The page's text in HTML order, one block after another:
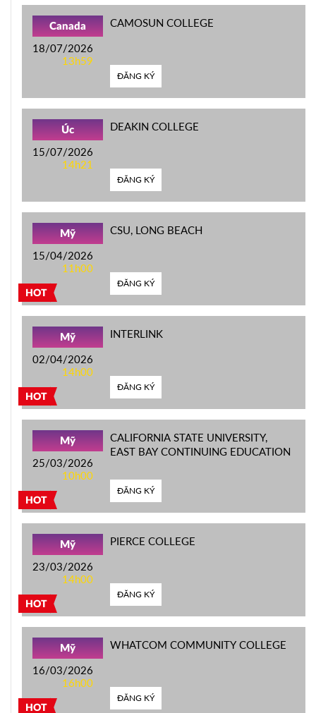
Canada
18/07/2026
13h59
CAMOSUN COLLEGE
ĐĂNG KÝ
Úc
15/07/2026
14h21
DEAKIN COLLEGE
ĐĂNG KÝ
HOT
Mỹ
15/04/2026
11h00
CSU, LONG BEACH
ĐĂNG KÝ
HOT
Mỹ
02/04/2026
14h00
INTERLINK
ĐĂNG KÝ
HOT
Mỹ
25/03/2026
10h00
CALIFORNIA STATE UNIVERSITY,
EAST BAY CONTINUING EDUCATION
ĐĂNG KÝ
HOT
Mỹ
23/03/2026
14h00
PIERCE COLLEGE
ĐĂNG KÝ
HOT
Mỹ
16/03/2026
16h00
WHATCOM COMMUNITY COLLEGE
ĐĂNG KÝ